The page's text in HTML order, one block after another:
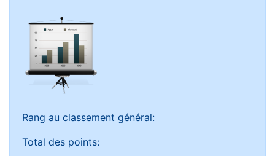
Rang au classement général:
Total des points: